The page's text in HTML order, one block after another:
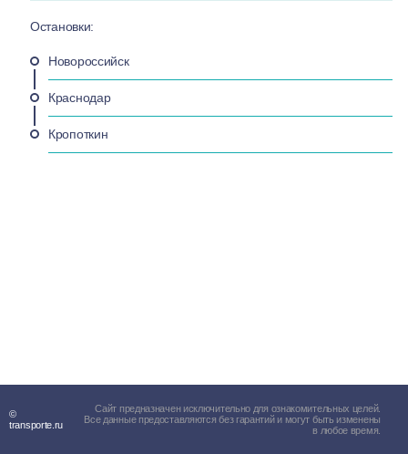
Остановки:
Новороссийск
Краснодар
Кропоткин
©
transporte.ru
Сайт предназначен исключительно для ознакомительных целей.
Все данные предоставляются без гарантий и могут быть изменены
в любое время.